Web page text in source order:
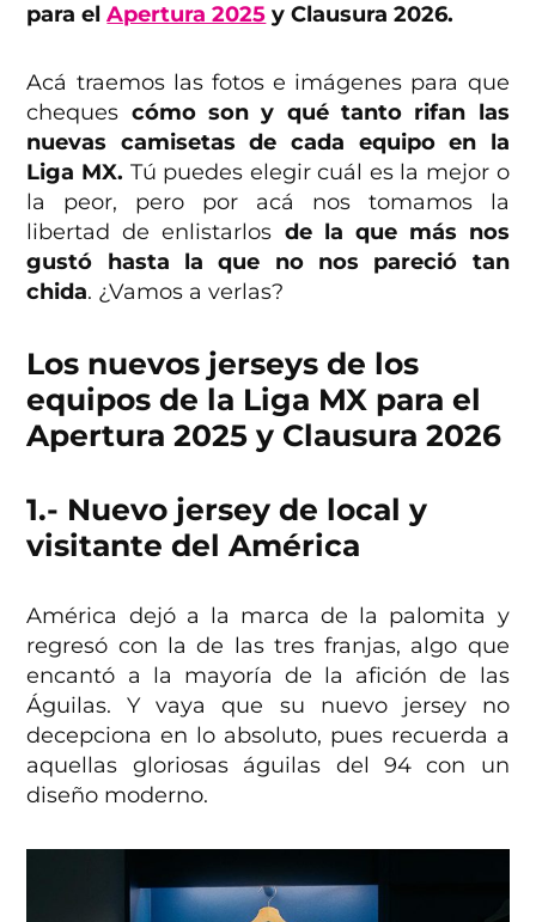
para elApertura 2025 y Clausura 2026.
Acá traemos las fotos e imágenes para que
cheques cómo son y qué tanto rifan las
nuevas camisetas de cada equipo en la
Liga MX. Tú puedes elegir cuál es la mejor o
la peor, pero por acá nos tomamos la
libertad de enlistarlos de la que más nos
gustó hasta la que no nos pareció tan
chida. ¿Vamos a verlas?
Los nuevos jerseys de los
equipos de la Liga MX para el
Apertura 2025 y Clausura 2026
1.- Nuevo jersey de local y
visitante del América
América dejó a la marca de la palomita y
regresó con la de las tres franjas, algo que
encantó a la mayoría de la afición de las
Águilas. Y vaya que su nuevo jersey no
decepciona en lo absoluto, pues recuerda a
aquellas gloriosas águilas del 94 con un
diseño moderno.